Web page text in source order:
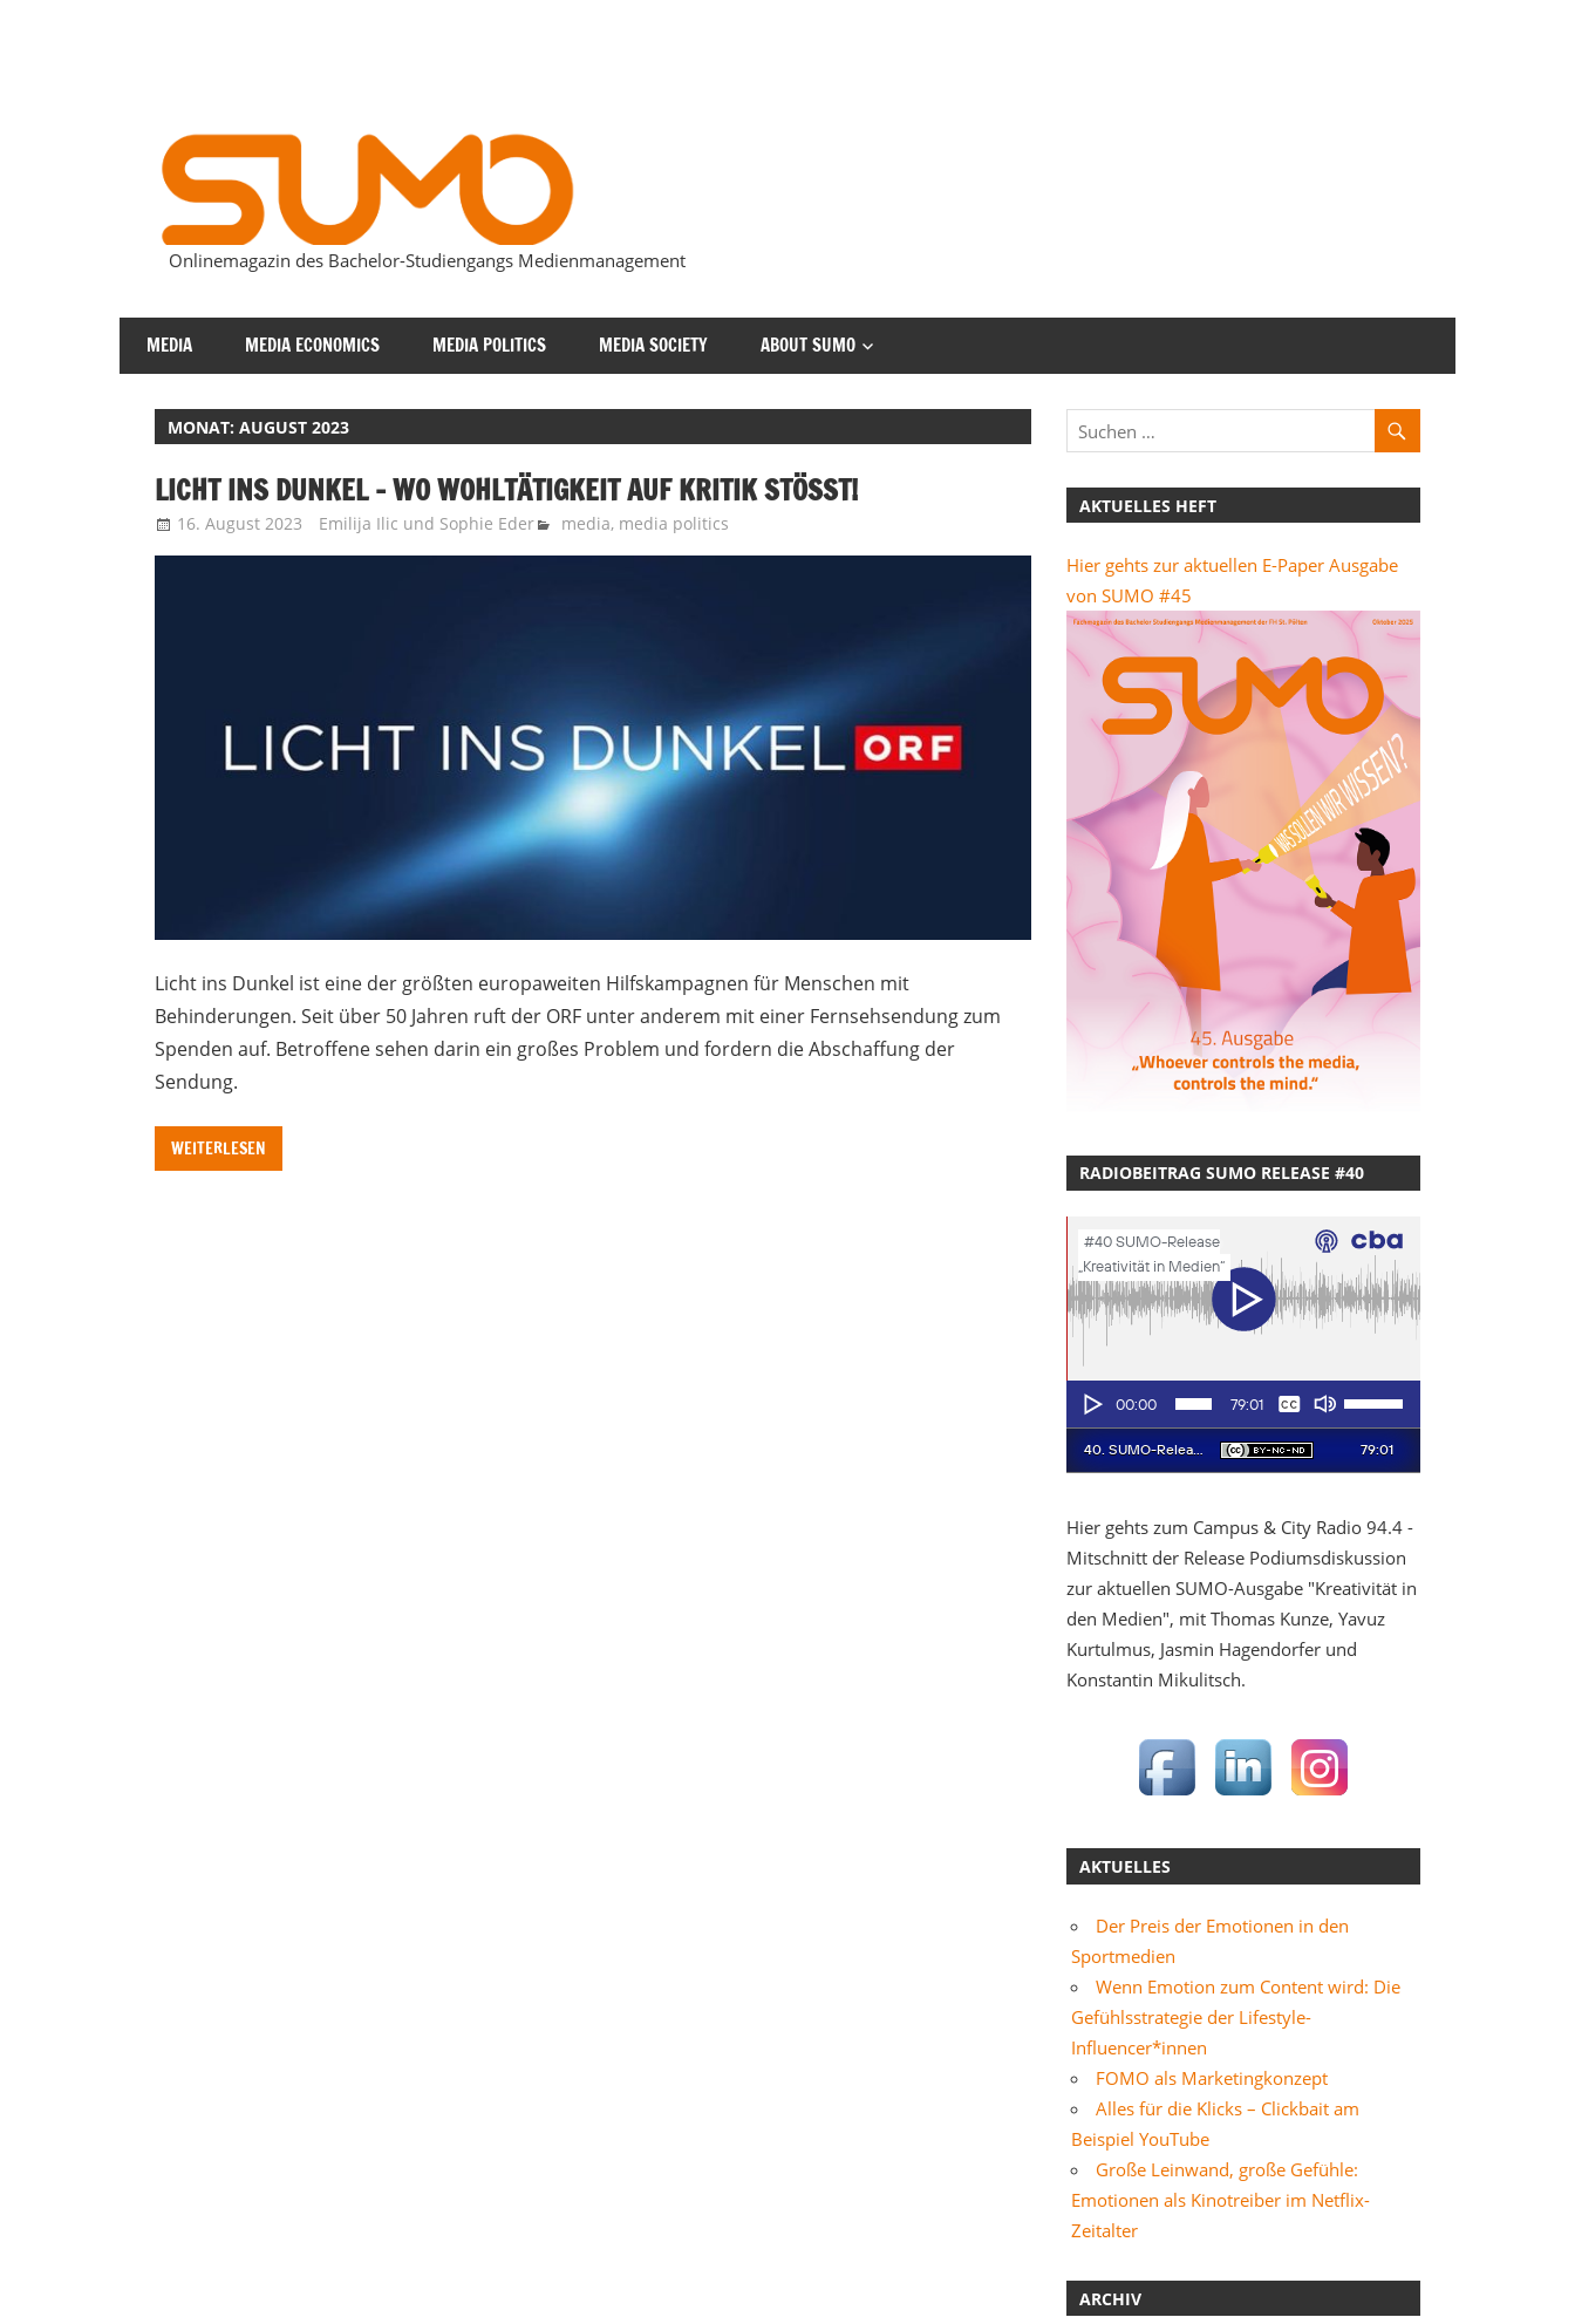
SUMOmag
Onlinemagazin des Bachelor-Studiengangs Medienmanagement
MEDIA MEDIA ECONOMICS MEDIA POLITICS MEDIA SOCIETY ABOUT SUMO
MONAT:AUGUST 2023
LICHT INS DUNKEL – WO WOHLTÄTIGKEIT AUF KRITIK STÖSST!
16. August 2023 Emilija Ilic und Sophie Eder media, media politics
Licht ins Dunkel ist eine der größten europaweiten Hilfskampagnen für Menschen mit
Behinderungen. Seit über 50 Jahren ruft der ORF unter anderem mit einer Fernsehsendung zum
Spenden auf. Betroffene sehen darin ein großes Problem und fordern die Abschaffung der
Sendung.
WEITERLESEN
AKTUELLES HEFT
Hier gehts zur aktuellen E-Paper Ausgabe
von SUMO #45
RADIOBEITRAG SUMO RELEASE #40
Hier gehts zum Campus & City Radio 94.4 -
Mitschnitt der Release Podiumsdiskussion
zur aktuellen SUMO-Ausgabe "Kreativität in
den Medien", mit Thomas Kunze, Yavuz
Kurtulmus, Jasmin Hagendorfer und
Konstantin Mikulitsch.
AKTUELLES
Der Preis der Emotionen in den
Sportmedien
Wenn Emotion zum Content wird: Die
Gefühlsstrategie der Lifestyle-
Influencer*innen
FOMO als Marketingkonzept
Alles für die Klicks – Clickbait am
Beispiel YouTube
Große Leinwand, große Gefühle:
Emotionen als Kinotreiber im Netflix-
Zeitalter
ARCHIV